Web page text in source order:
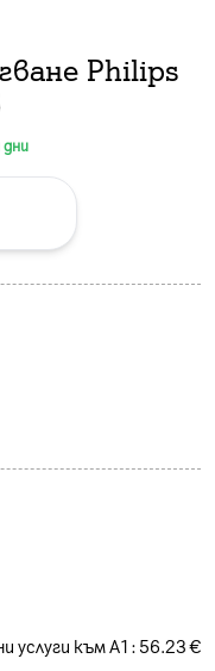
Philips
услуги към А1: 56.23 €